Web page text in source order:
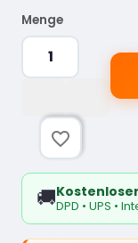
Menge
favorite_border
🚚DPD • UPS •